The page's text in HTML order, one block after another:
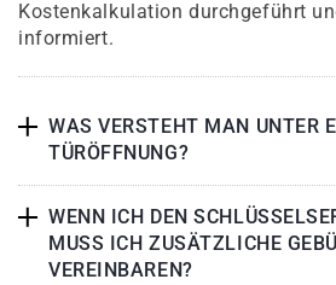
Kostenkalkulation durchgeführt
informiert.
WAS VERSTEHT MAN UNTER
TÜRÖFFNUNG?
WENN ICH DEN
MUSS ICH ZUSÄTZLICHE
VEREINBAREN?